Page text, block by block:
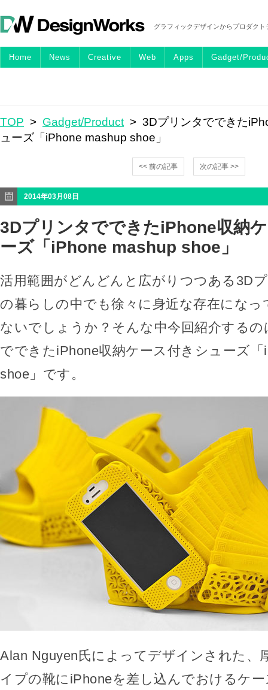
グラフィックデザインからプロダク
Home News Creative Web Apps Gadget/
TOP > Gadget/Product > 3Dプリンタでできた
ューズ「iPhone mashup shoe」
<< 前の記事 次の記事 >>
2014年03月08日
3DプリンタでできたiPhone収納
ーズ「iPhone mashup shoe」
活用範囲がどんどんと広がりつつある3D
の暮らしの中でも徐々に身近な存在にな
ないでしょうか？そんな中今回紹介する
でできたiPhone収納ケース付きシューズ「
shoe」です。
Alan Nguyen氏によってデザインされた、
イプの靴にiPhoneを差し込んでおけるケ